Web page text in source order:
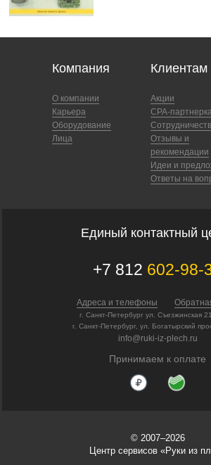
Компания
О компании
Карьера
Оборудование
Лица
Клиентам
Акции
CPA-
Отзывы и
рекомендации
Идеи и
Ответы на
Единый контактный
+7 812 602-98-
Адреса и телефоны
г. Санкт-Петербург ул. Съезжинская
г. Санкт-Петербург, ул. Богатырский
info@ruki-iz-plech.ru
Принимаем к оплате
© 2007–2026
Центр сервисов «Руки из